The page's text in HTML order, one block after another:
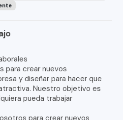
para crear nuevos
y diseñar para hacer que
Nuestro objetivo es
pueda trabajar